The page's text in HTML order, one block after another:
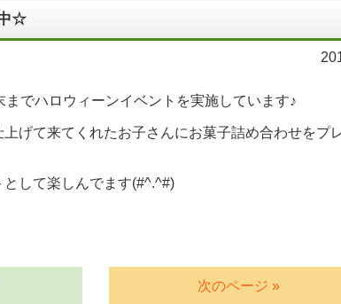
☆
でハロウィーンイベントを実施しています♪
げて来てくれたお子さんにお菓子詰め合わせをプ
して楽しんでます(#^.^#)
次のページ »